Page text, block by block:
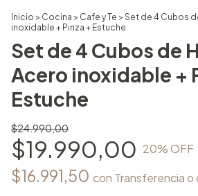
Inicio > Cocina > Cafe y Te > Set de 4 Cubos
inoxidable + Pinza + Estuche
Set de 4 Cubos de
Acero inoxidable +
Estuche
$24.990,00
$19.990,00 20% OFF
$16.991,50 con Transferencia